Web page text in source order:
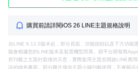
購買前請詳閱iOS 26 LINE主題規格說明
自LINE 9.12.0版本起，部分頁面、功能按鈕以及下方功能
能會根據您的LINE版本及裝置機型而異。因平台開發商
所刊載之主題封面僅供示意，實際套用主題並開啟LINE應
設的綠色畫面。部分圖片僅供主題小舖刊載使用，不會顯